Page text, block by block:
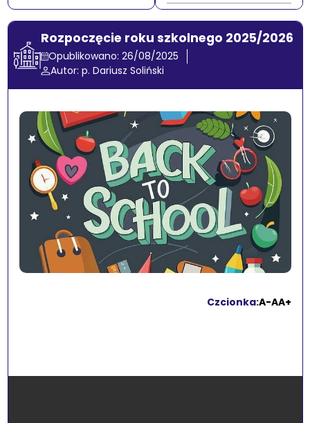
Rozpoczęcie roku szkolnego 2025/2026
Opublikowano: 26/08/2025
Autor: p. Dariusz Soliński
Czcionka:A-AA+